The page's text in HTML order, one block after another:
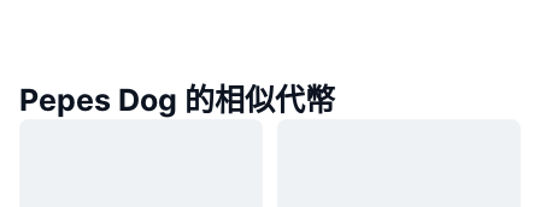
Pepes Dog 的相似代幣